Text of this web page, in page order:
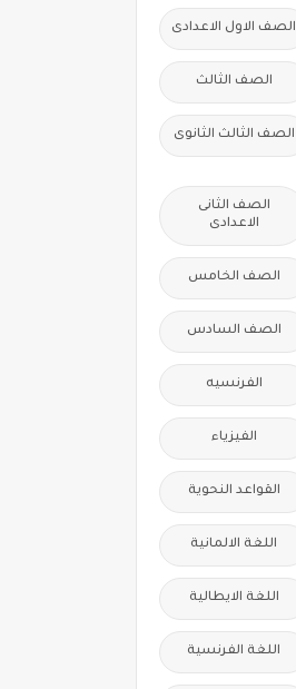
الصف الاول الاعدادى
الصف الثالث
الصف الثالث الثانوى
الصف الثانى
الاعدادى
الصف الخامس
الصف السادس
الفرنسيه
الفيزياء
القواعد النحوية
اللغة الالمانية
اللغة الايطالية
اللغة الفرنسية